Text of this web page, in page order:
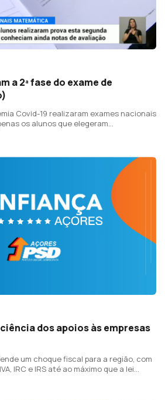
a 2ª fase do exame de
Covid-19 realizaram exames nacionais
os alunos que elegeram
dos apoios às empresas
um choque fiscal para a região, com
IRC e IRS até ao máximo que a lei